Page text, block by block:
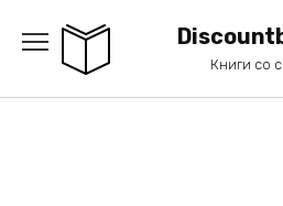
содержанию
Книги со